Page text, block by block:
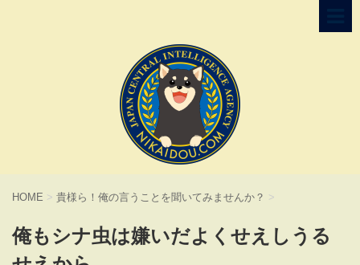
HOME > 貴様ら！俺の言うことを聞いてみませんか？ >
俺もシナ虫は嫌いだよくせえしうる